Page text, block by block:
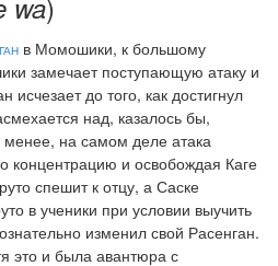
в Момошики, к большому
замечает поступающую атаку и
исчезает до того, как достигнул
над, казалось бы,
на самом деле атака
концентрацию и освобождая Каге
спешит к отцу, а Саске
в ученики при условии выучить
изменил свой Расенган.
это и была авантюра с